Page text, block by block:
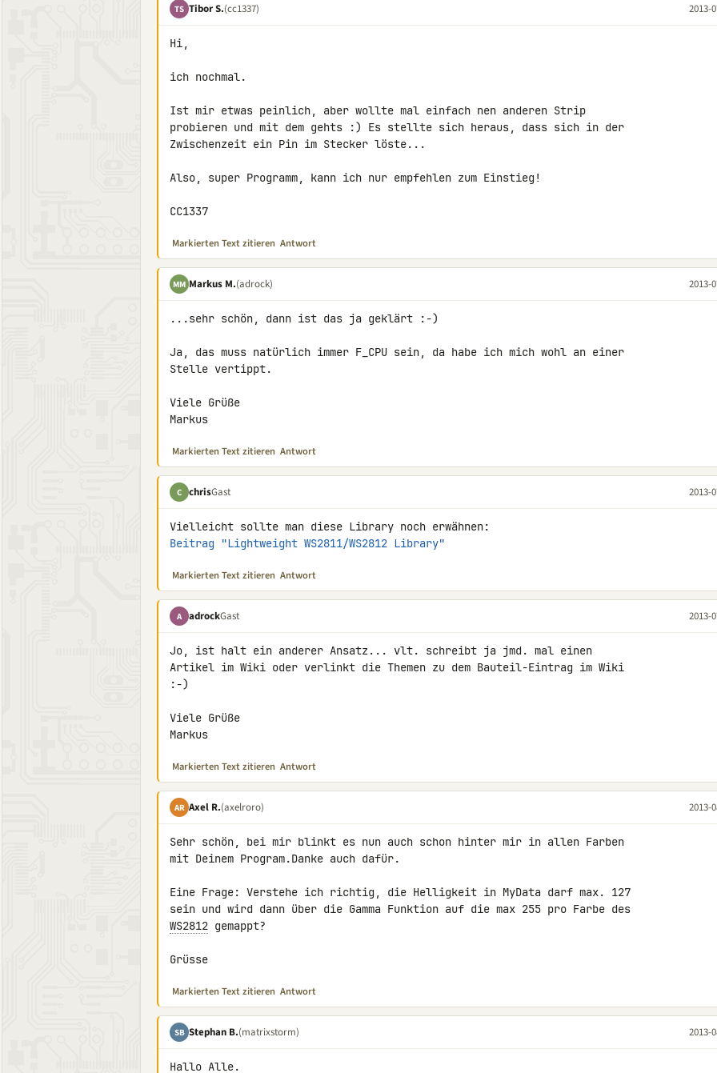
TS Tibor S.(cc1337) 2013-
Hi,
ich nochmal.
Ist mir etwas peinlich, aber wollte mal einfach nen anderen Strip
probieren und mit dem gehts :) Es stellte sich heraus, dass sich in der
Zwischenzeit ein Pin im Stecker löste...
Also, super Programm, kann ich nur empfehlen zum Einstieg!
CC1337
Markierten Text zitieren Antwort
MM Markus M.(adrock) 2013-
...sehr schön, dann ist das ja geklärt :-)
Ja, das muss natürlich immer F_CPU sein, da habe ich mich wohl an einer
Stelle vertippt.
Viele Grüße
Markus
Markierten Text zitieren Antwort
C chrisGast 2013-
Beitrag "Lightweight WS2811/WS2812 Library"
Markierten Text zitieren Antwort
A adrockGast 2013-
Jo, ist halt ein anderer Ansatz... vlt. schreibt ja jmd. mal einen
Artikel im Wiki oder verlinkt die Themen zu dem Bauteil-Eintrag im Wiki
:-)
Viele Grüße
Markus
Markierten Text zitieren Antwort
AR Axel R.(axelroro) 2013-
Sehr schön, bei mir blinkt es nun auch schon hinter mir in allen Farben
mit Deinem Program.Danke auch dafür.
Eine Frage: Verstehe ich richtig, die Helligkeit in MyData darf max. 127
WS2812 gemappt?
Grüsse
Markierten Text zitieren Antwort
SB Stephan B.(matrixstorm) 2013-
Hallo Alle.